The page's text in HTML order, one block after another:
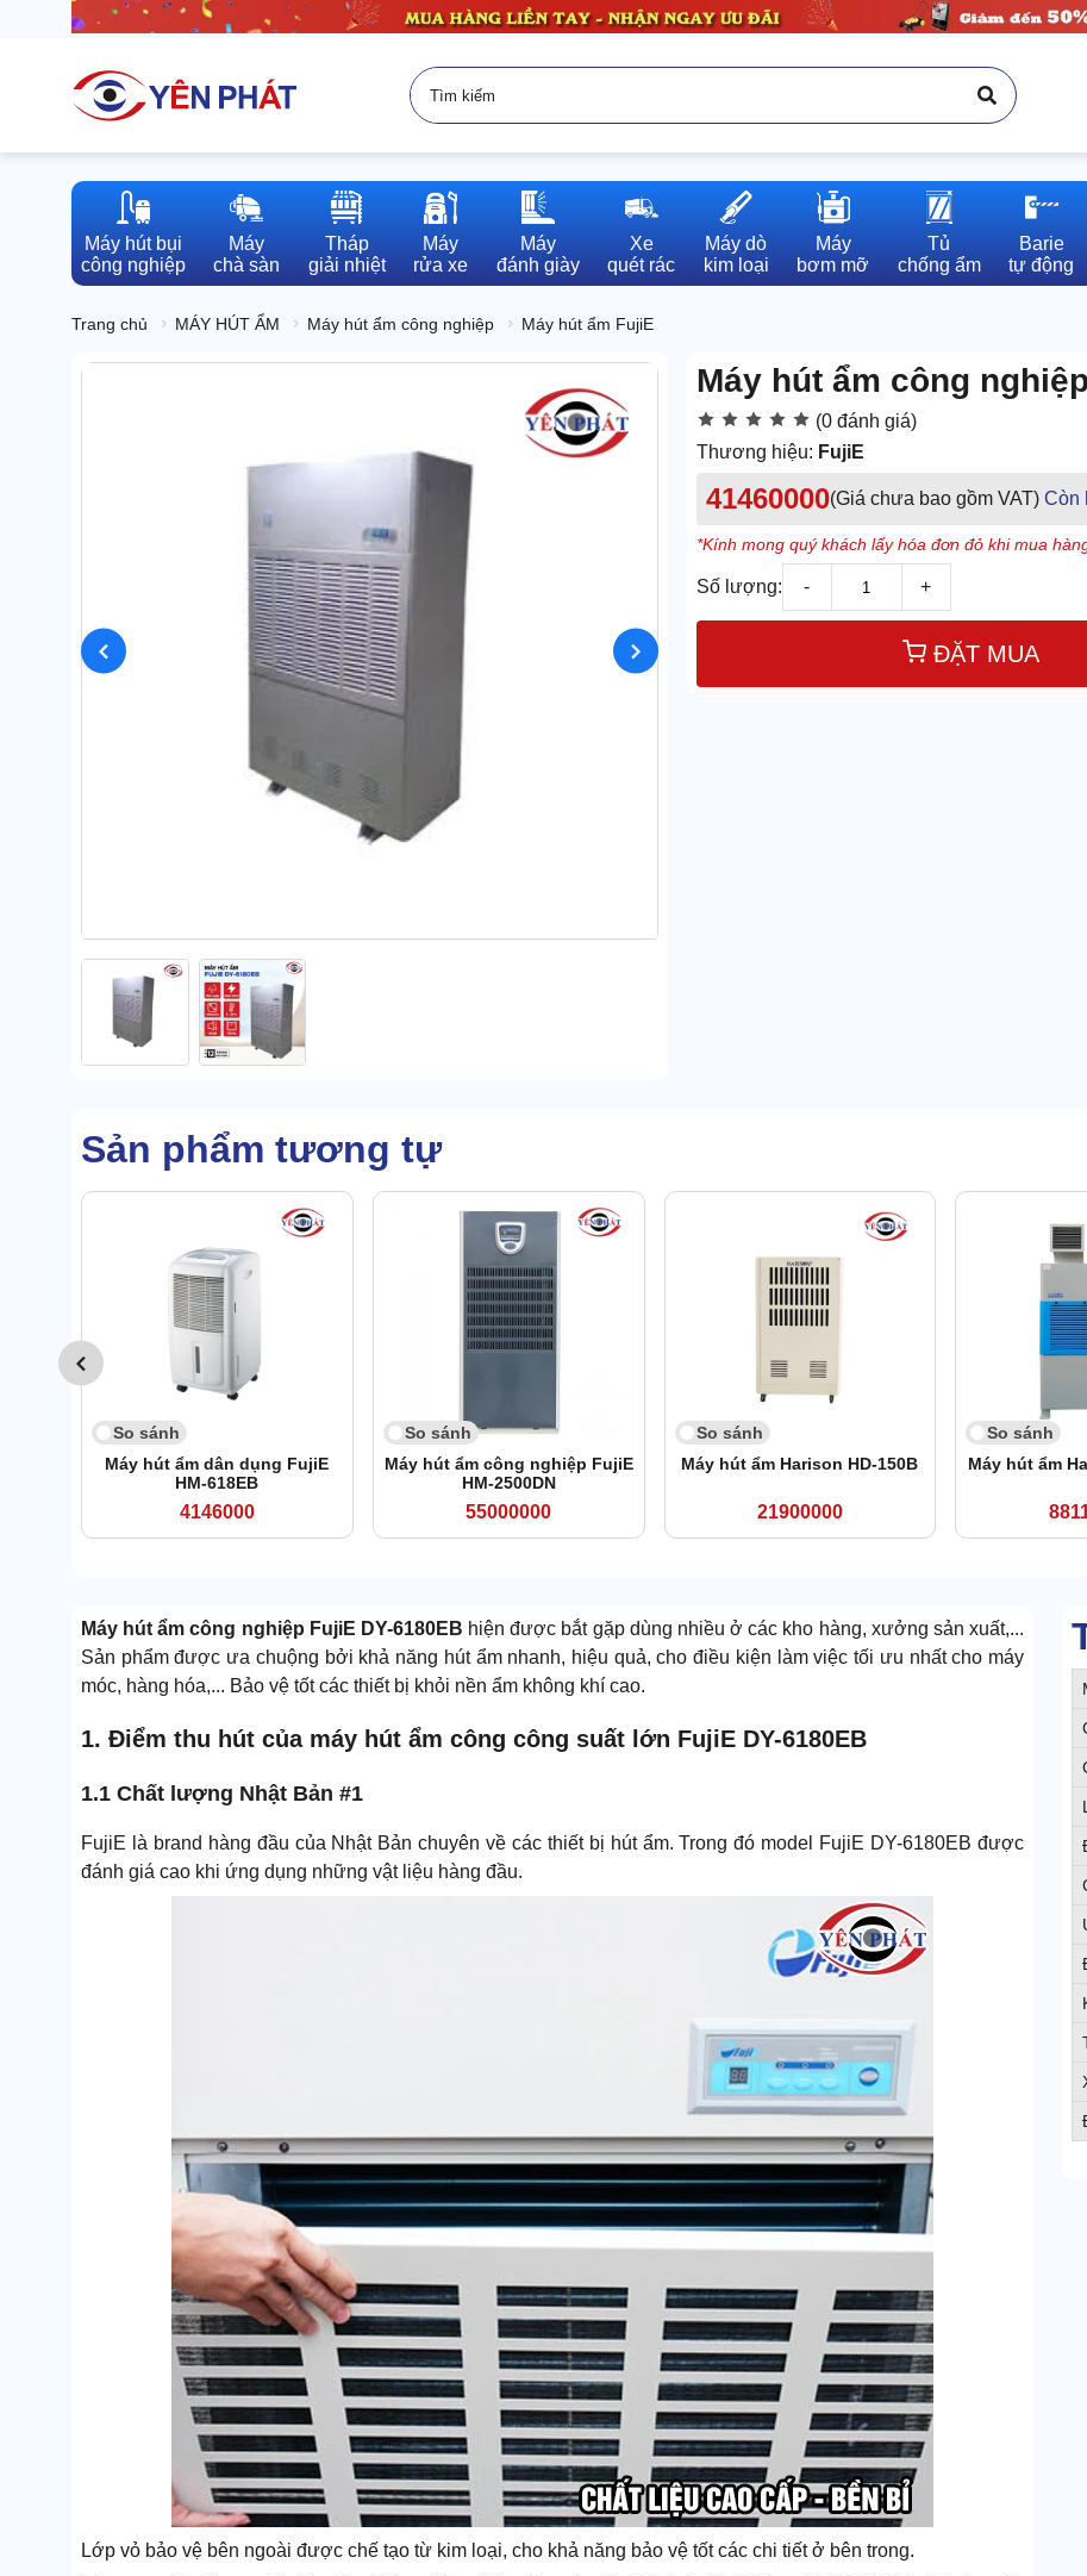
Máy hút bụi
công nghiệp
Máy
chà sàn
Tháp
giải nhiệt
Máy
rửa xe
Máy
đánh giày
Xe
quét rác
Máy dò
kim loại
Máy
bơm mỡ
Tủ
chống ẩm
Barie
tự động
Trang chủ MÁY HÚT ẨM Máy hút ẩm công nghiệp Máy hút ẩm FujiE
Máy hút ẩm công
(0 đánh giá)
Thương hiệu: FujiE
41460000(Giá chưa bao gồm VAT) Còn
*Kính mong quý khách lấy hóa đơn đỏ khi mua
Số lượng: - +
ĐẶT MUA
Sản phẩm tương tự
So sánh
Máy hút ẩm dân dụng FujiE
HM-618EB
4146000
So sánh
Máy hút ẩm công nghiệp FujiE
HM-2500DN
55000000
So sánh
Máy hút ẩm Harison HD-150B
21900000
So sánh
Máy hút ẩm
Máy hút ẩm công nghiệp FujiE DY-6180EB hiện được bắt gặp dùng nhiều ở các kho hàng, xưởng sản xuất,...
Sản phẩm được ưa chuộng bởi khả năng hút ẩm nhanh, hiệu quả, cho điều kiện làm việc tối ưu nhất cho máy
móc, hàng hóa,... Bảo vệ tốt các thiết bị khỏi nền ẩm không khí cao.
1. Điểm thu hút của máy hút ẩm công công suất lớn FujiE DY-6180EB
1.1 Chất lượng Nhật Bản #1
FujiE là brand hàng đầu của Nhật Bản chuyên về các thiết bị hút ẩm. Trong đó model FujiE DY-6180EB được
đánh giá cao khi ứng dụng những vật liệu hàng đầu.
Lớp vỏ bảo vệ bên ngoài được chế tạo từ kim loại, cho khả năng bảo vệ tốt các chi tiết ở bên trong.